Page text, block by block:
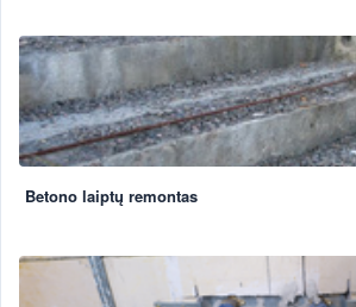
Betono laiptų remontas